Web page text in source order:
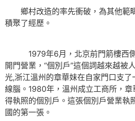
鄉村改造的率先衝破，為其他範
積聚了經歷。
1979年6月，北京前門箭樓西側
開門營業，“個別戶”這個詞越來越被
光,浙江溫州的章華妹在自家門口支
線腦。1980年，溫州成立工商所，
得執照的個別戶。這張個別戶營業執
國的第一張。